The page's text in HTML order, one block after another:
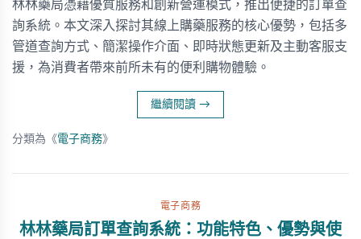
林林藥局憑藉優質服務和創新營運模式，推出便捷的訂單查
詢系統。本文深入探討其線上購藥服務的核心優勢，包括多
管道查詢方式、簡潔操作介面、即時狀態更新及主動客服支
援，為消費者帶來前所未有的便利購物體驗。
繼續閱讀 →
分類為《電子商務》
電子商務
林林藥局訂單查詢系統：功能特色、優勢與使